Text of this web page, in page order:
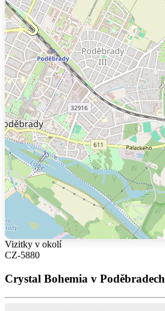
Vizitky v okolí
CZ-5880
Crystal Bohemia v Poděbradech